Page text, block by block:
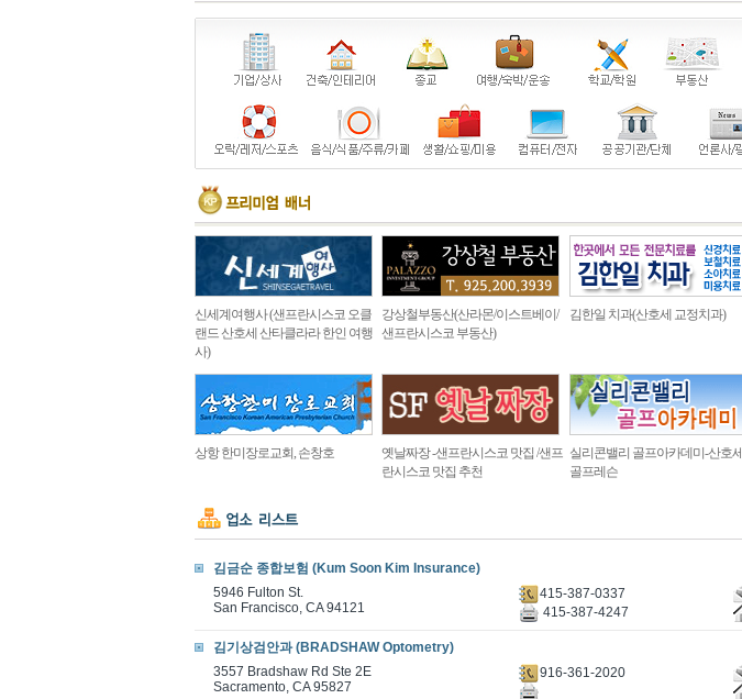
신세계여행사 (샌프란시스코 오클
랜드 산호세 산타클라라 한인 여행
사)
강상철부동산(산라몬/이스트베이/
샌프란시스코 부동산)
김한일 치과(산호세 교정치과)
상항 한미장로교회, 손창호
옛날짜장 -샌프란시스코 맛집 /샌프
란시스코 맛집 추천
실리콘밸리 골프아카데미-산호세
골프레슨
김금순 종합보험 (Kum Soon Kim Insurance)
5946 Fulton St.
San Francisco, CA 94121
415-387-0337
415-387-4247
김기상검안과 (BRADSHAW Optometry)
3557 Bradshaw Rd Ste 2E
Sacramento, CA 95827
916-361-2020